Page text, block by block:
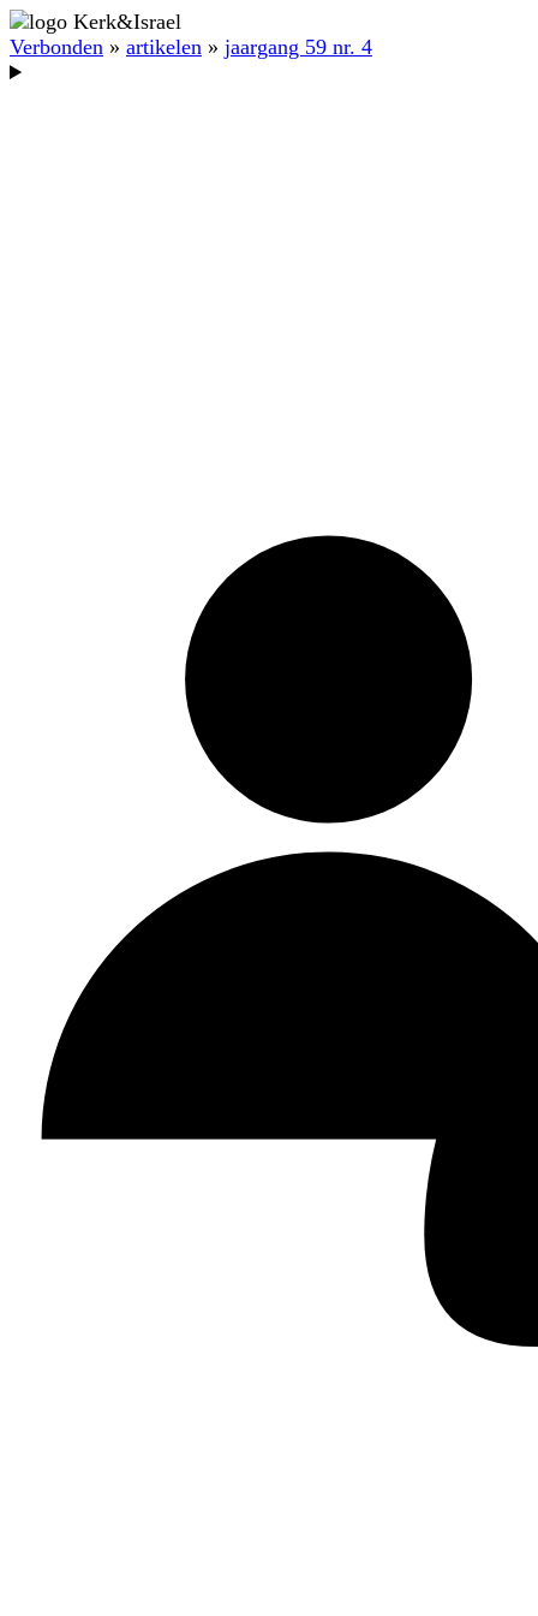
Verbonden » artikelen » jaargang 59 nr. 4